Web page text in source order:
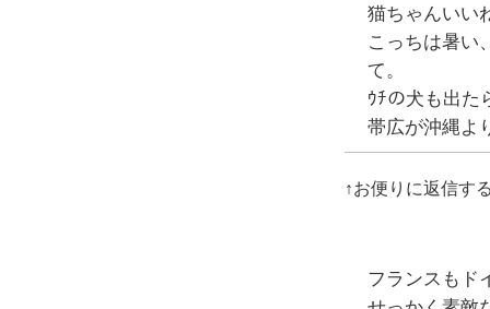
猫ちゃんいい
こっちは暑い
て。
ｳﾁの犬も出た
帯広が沖縄よ
↑お便りに返信す
フランスもド